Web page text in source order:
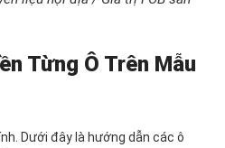
Từng Ô Trên Mẫu
Dưới đây là hướng dẫn các ô